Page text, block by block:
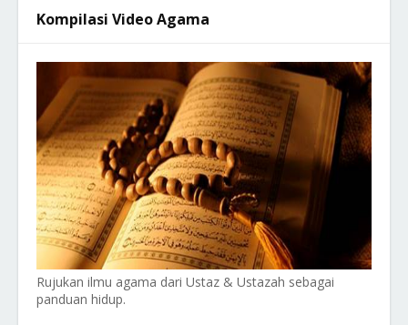
Kompilasi Video Agama
Rujukan ilmu agama dari Ustaz & Ustazah sebagai
panduan hidup.